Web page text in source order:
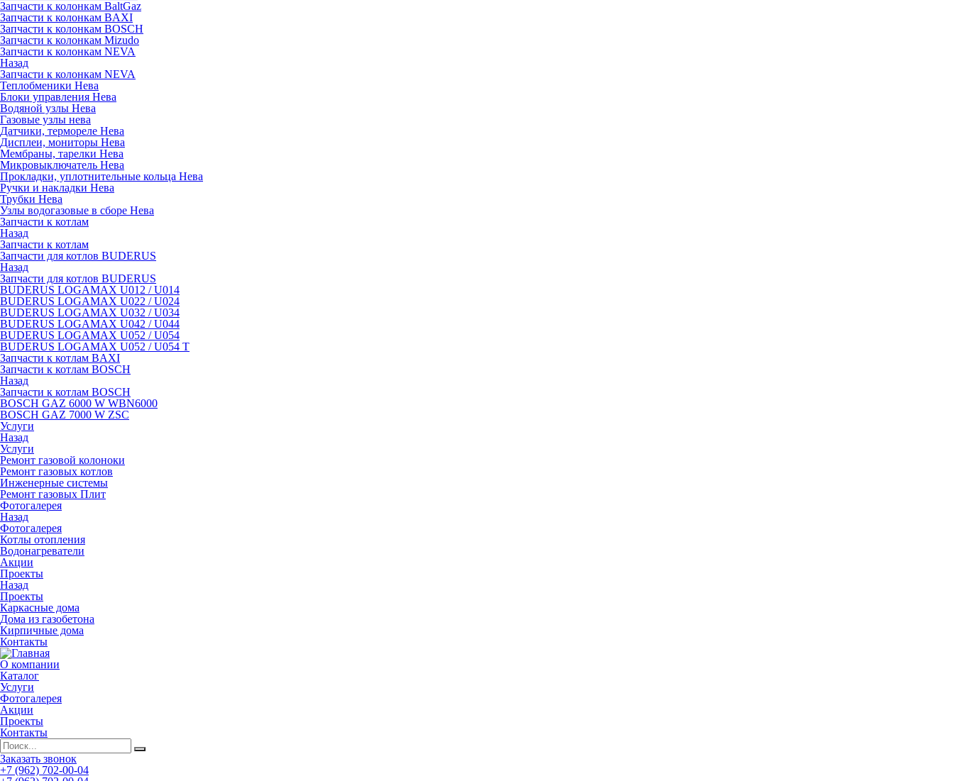
Запчасти к колонкам BaltGaz
Запчасти к колонкам BAXI
Запчасти к колонкам BOSCH
Запчасти к колонкам Mizudo
Запчасти к колонкам NEVA
Назад
Запчасти к колонкам NEVA
Теплобменики Нева
Блоки управления Нева
Водяной узлы Нева
Газовые узлы нева
Датчики, термореле Нева
Дисплеи, мониторы Нева
Мембраны, тарелки Нева
Микровыключатель Нева
Прокладки, уплотнительные кольца Нева
Ручки и накладки Нева
Трубки Нева
Узлы водогазовые в сборе Нева
Запчасти к котлам
Назад
Запчасти к котлам
Запчасти для котлов BUDERUS
Назад
Запчасти для котлов BUDERUS
BUDERUS LOGAMAX U012 / U014
BUDERUS LOGAMAX U022 / U024
BUDERUS LOGAMAX U032 / U034
BUDERUS LOGAMAX U042 / U044
BUDERUS LOGAMAX U052 / U054
BUDERUS LOGAMAX U052 / U054 T
Запчасти к котлам BAXI
Запчасти к котлам BOSCH
Назад
Запчасти к котлам BOSCH
BOSCH GAZ 6000 W WBN6000
BOSCH GAZ 7000 W ZSC
Услуги
Назад
Услуги
Ремонт газовой колоноки
Ремонт газовых котлов
Инженерные системы
Ремонт газовых Плит
Фотогалерея
Назад
Фотогалерея
Котлы отопления
Водонагреватели
Акции
Проекты
Назад
Проекты
Каркасные дома
Дома из газобетона
Кирпичные дома
Контакты
О компании
Каталог
Услуги
Фотогалерея
Акции
Проекты
Контакты
Заказать звонок
+7 (962) 702-00-04